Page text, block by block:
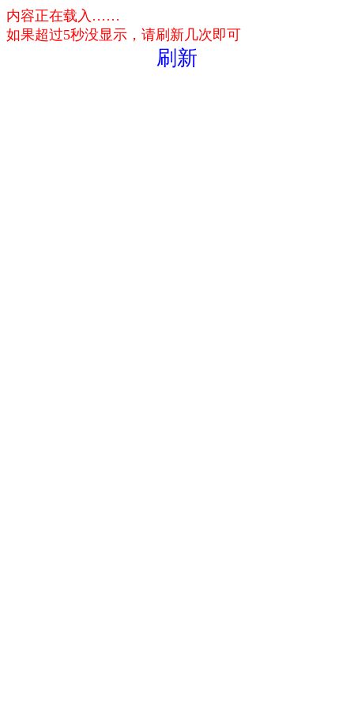
内容正在载入……
如果超过5秒没显示，请刷新几次即可
刷新